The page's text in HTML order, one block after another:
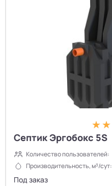
Септик Эргобокс 5S
Количество пользователей:
Производительность, м³/сут:
Под заказ